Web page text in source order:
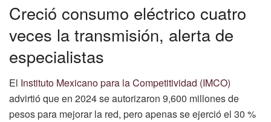
Creció consumo eléctrico cuatro
veces la transmisión, alerta de
especialistas
El Instituto Mexicano para la Competitividad (IMCO)
advirtió que en 2024 se autorizaron 9,600 millones de
pesos para mejorar la red, pero apenas se ejerció el 30 %